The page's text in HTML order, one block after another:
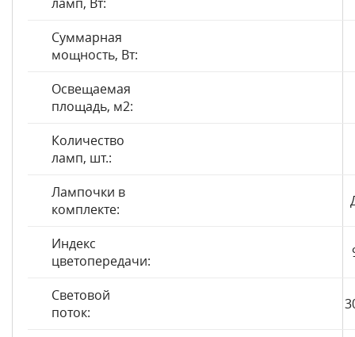
Суммарная
мощность, Вт:
Освещаемая
площадь, м2:
Количество
ламп, шт.:
Лампочки в
комплекте:
Индекс
цветопередачи:
Световой
поток: